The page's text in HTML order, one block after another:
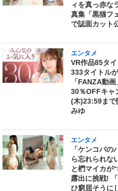
ィを真っ赤な
真集「黒猫フ
で誌面カット
エンタメ
VR作品85タ
333タイトル
「FANZA動
30％OFFキャ
(木)23:59まで
みゆ
エンタメ
「ケンコバ
ら忘れられな
と椚マイカが
露出に挑戦!
ひ窮屈そうに